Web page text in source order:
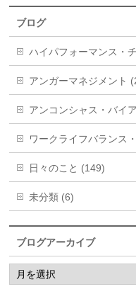
ブログ
ハイパフォーマンス・
アンガーマネジメント
アンコンシャス・バイ
ワークライフバランス
日々のこと (149)
未分類 (6)
ブログアーカイブ
ブ
ロ
グ